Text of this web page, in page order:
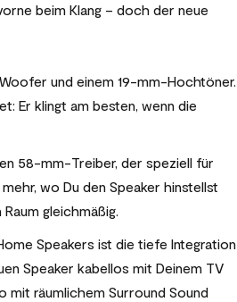
beim Klang – doch der neue
und einem 19-mm-Hochtöner.
Er klingt am besten, wenn die
58-mm-Treiber, der speziell für
wo Du den Speaker hinstellst
gleichmäßig.
Speakers ist die tiefe Integration
Speaker kabellos mit Deinem TV
mit räumlichem Surround Sound